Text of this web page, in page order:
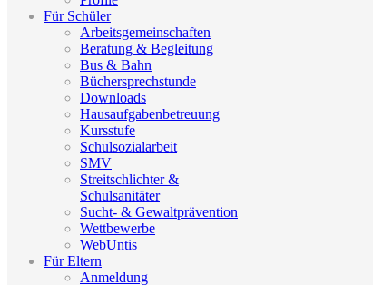
Für Schüler
Arbeitsgemeinschaften
Beratung & Begleitung
Bus & Bahn
Büchersprechstunde
Downloads
Hausaufgabenbetreuung
Kursstufe
Schulsozialarbeit
SMV
Streitschlichter &
Schulsanitäter
Sucht- & Gewaltprävention
Wettbewerbe
WebUntis_
Für Eltern
Anmeldung